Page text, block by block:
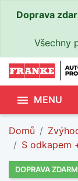
Doprava
Všechny
 MENU
Domů
S odkapem
DOPRAVA